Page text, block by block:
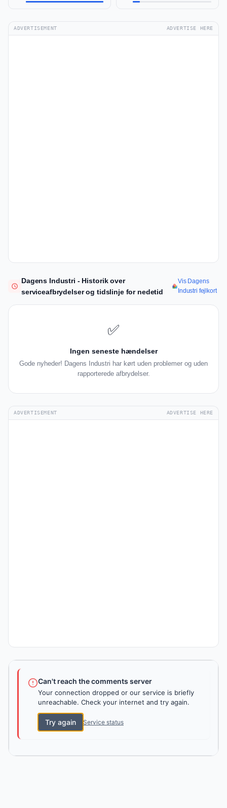
ADVERTISEMENT ADVERTISE HERE
Dagens Industri - Historik over
serviceafbrydelser og tidslinje for nedetid
Vis Dagens
Industri fejlkort
✅
Ingen seneste hændelser
Gode nyheder! Dagens Industri har kørt uden problemer og uden
rapporterede afbrydelser.
ADVERTISEMENT ADVERTISE HERE
Can't reach the comments server
Your connection dropped or our service is briefly
unreachable. Check your internet and try again.
Try again Service status